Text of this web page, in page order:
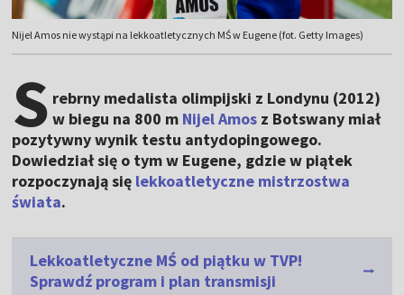
Nijel Amos nie wystąpi na lekkoatletycznych MŚ w Eugene (fot. Getty Images)
S rebrny medalista olimpijski z Londynu (2012)
w biegu na 800 m Nijel Amos z Botswany miał
pozytywny wynik testu antydopingowego.
Dowiedział się o tym w Eugene, gdzie w piątek
rozpoczynają się lekkoatletyczne mistrzostwa
świata.
Lekkoatletyczne MŚ od piątku w TVP!
Sprawdź program i plan transmisji